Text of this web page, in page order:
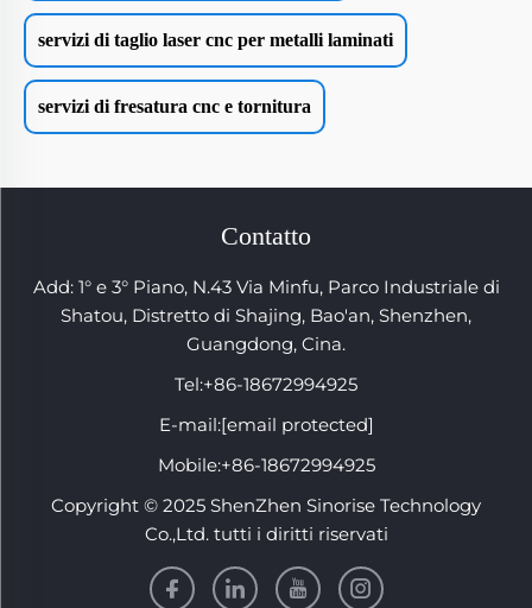
servizi di taglio laser cnc per metalli laminati
servizi di fresatura cnc e tornitura
Contatto
Add: 1° e 3° Piano, N.43 Via Minfu, Parco Industriale di
Shatou, Distretto di Shajing, Bao'an, Shenzhen,
Guangdong, Cina.
Tel:+86-18672994925
E-mail:[email protected]
Mobile:+86-18672994925
Copyright © 2025 ShenZhen Sinorise Technology
Co.,Ltd. tutti i diritti riservati